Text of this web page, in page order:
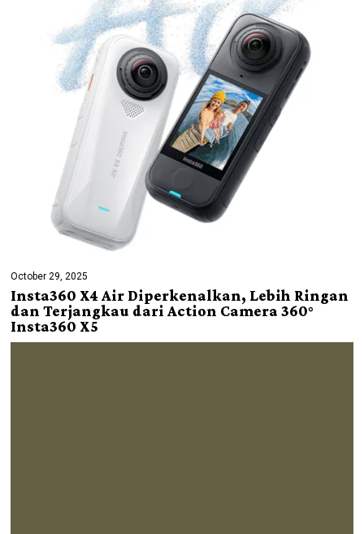
October 29, 2025
Insta360 X4 Air Diperkenalkan, Lebih Ringan
dan Terjangkau dari Action Camera 360°
Insta360 X5